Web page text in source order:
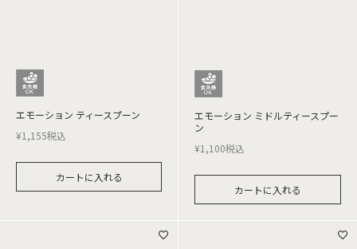
エモーション ティースプーン
¥1,155税込
カートに入れる
エモーション ミドルティースプー
ン
¥1,100税込
カートに入れる